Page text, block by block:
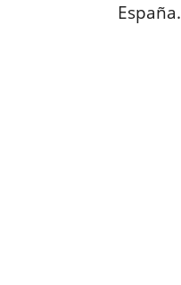
España.